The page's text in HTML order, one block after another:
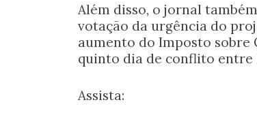
Além disso, o jornal
votação da urgência do
aumento do Imposto sobre
quinto dia de conflito entre
Assista: